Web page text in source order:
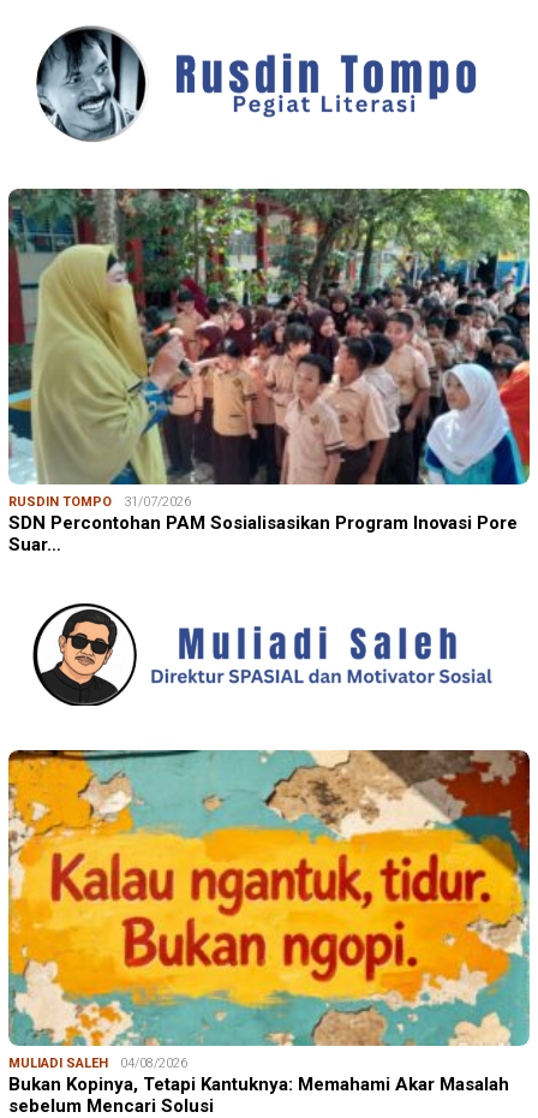
RUSDIN TOMPO 31/07/2026
SDN Percontohan PAM Sosialisasikan Program Inovasi Pore
Suar…
MULIADI SALEH 04/08/2026
Bukan Kopinya, Tetapi Kantuknya: Memahami Akar Masalah
sebelum Mencari Solusi